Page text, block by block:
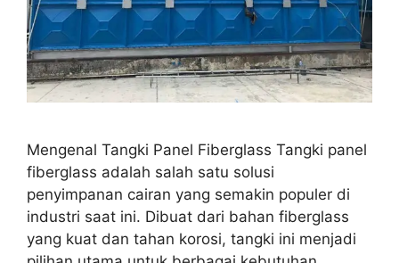
Mengenal Tangki Panel Fiberglass Tangki panel
fiberglass adalah salah satu solusi
penyimpanan cairan yang semakin populer di
industri saat ini. Dibuat dari bahan fiberglass
yang kuat dan tahan korosi, tangki ini menjadi